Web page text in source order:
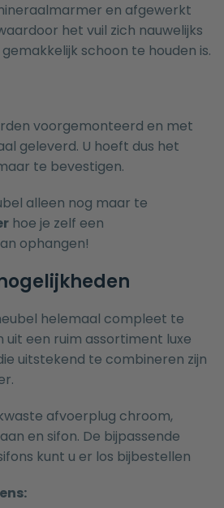
en afgewerkt
het vuil zich nauwelijks
schoon te houden is.
voorgemonteerd en met
geleverd. U hoeft dus het
te bevestigen.
alleen nog maar te
hoe je zelf een
ophangen!
helemaal compleet te
uit een ruim assortiment luxe
uitstekend te combineren zijn
afvoerplug chroom,
en sifon. De bijpassende
kunt u er los bijbestellen